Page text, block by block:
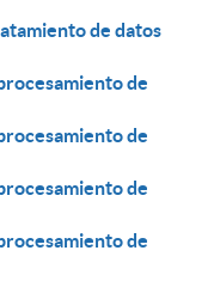
de datos
de
de
de
de